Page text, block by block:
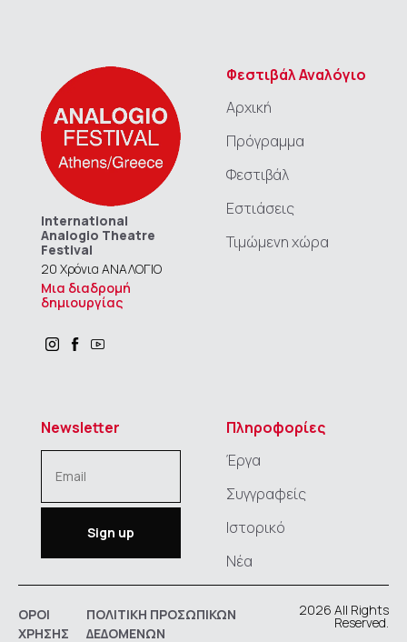
International
Analogio Theatre
Festival
20 Χρόνια ΑΝΑΛΟΓΙΟ
Μια διαδρομή
δημιουργίας
Φεστιβάλ Αναλόγιο
Αρχική
Πρόγραμμα
Φεστιβάλ
Εστιάσεις
Τιμώμενη χώρα
Πληροφορίες
Έργα
Συγγραφείς
Ιστορικό
Νέα
Newsletter
ΟΡΟΙ
ΧΡΗΣΗΣ
ΠΟΛΙΤΙΚΗ ΠΡΟΣΩΠΙΚΩΝ
ΔΕΔΟΜΕΝΩΝ
2026 All Rights
Reserved.